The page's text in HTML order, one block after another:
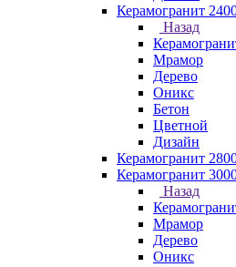
Керамогранит
Назад
Мрамор
Дерево
Оникс
Бетон
Цветной
Дизайн
Керамогранит
Керамогранит
Назад
Мрамор
Дерево
Оникс